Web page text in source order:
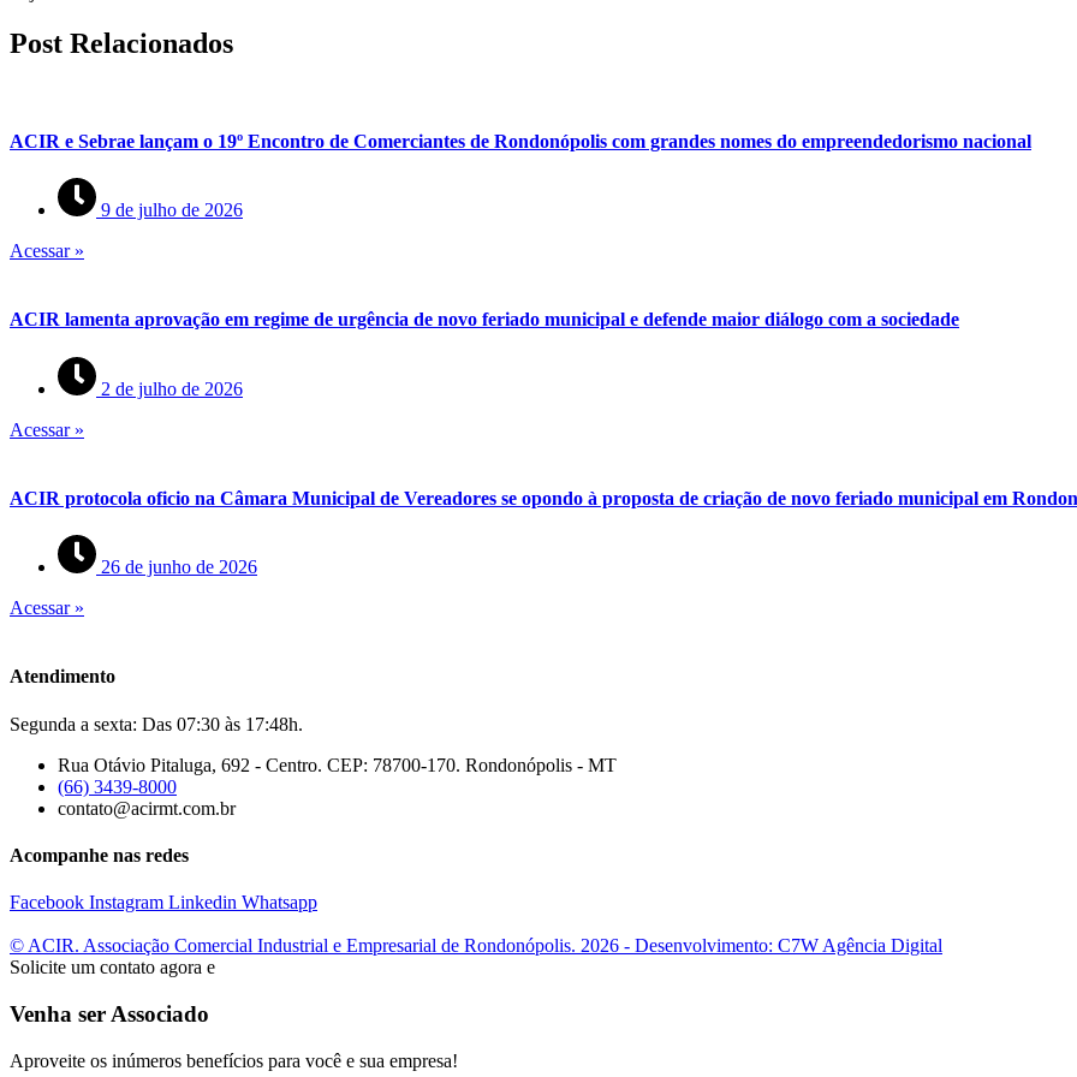
Post Relacionados
ACIR e Sebrae lançam o 19º Encontro de Comerciantes de Rondonópolis com grandes nomes do empreendedorismo nacional
9 de julho de 2026
Acessar »
ACIR lamenta aprovação em regime de urgência de novo feriado municipal e defende maior diálogo com a sociedade
2 de julho de 2026
Acessar »
ACIR protocola oficio na Câmara Municipal de Vereadores se opondo à proposta de criação de novo feriado municipal em
26 de junho de 2026
Acessar »
Atendimento
Segunda a sexta: Das 07:30 às 17:48h.
Rua Otávio Pitaluga, 692 - Centro. CEP: 78700-170. Rondonópolis - MT
(66) 3439-8000
contato@acirmt.com.br
Acompanhe nas redes
Facebook Instagram Linkedin Whatsapp
© ACIR. Associação Comercial Industrial e Empresarial de Rondonópolis. 2026 - Desenvolvimento: C7W Agência Digital
Solicite um contato agora e
Venha ser Associado
Aproveite os inúmeros benefícios para você e sua empresa!